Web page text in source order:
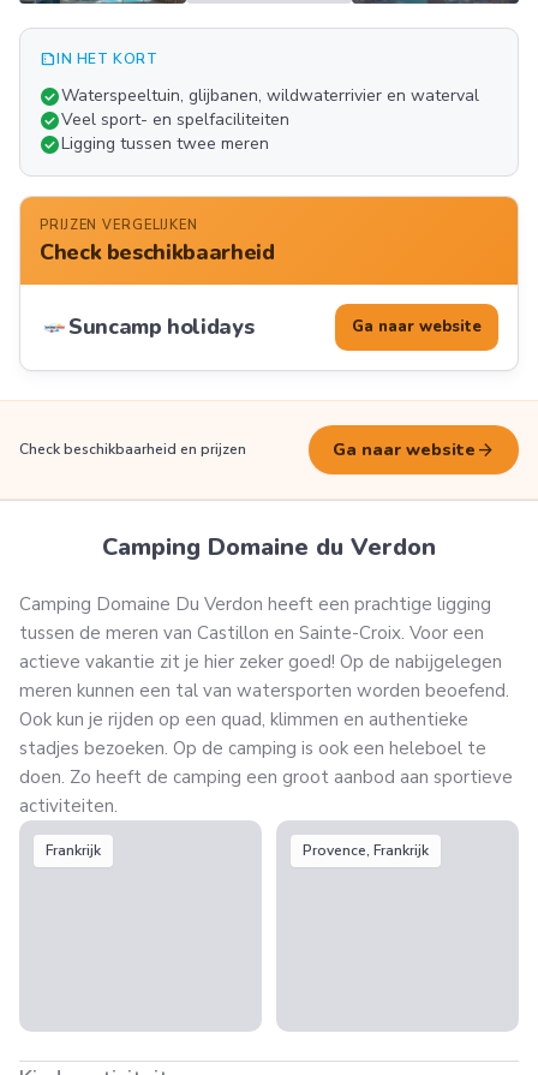
FOTO'S
summarizeIN HET KORT
check_circleWaterspeeltuin, glijbanen, wildwaterrivier en waterval
check_circleVeel sport- en spelfaciliteiten
check_circleLigging tussen twee meren
PRIJZEN VERGELIJKEN
Check beschikbaarheid
Suncamp holidays Ga naar website
Check beschikbaarheid en prijzen Ga naar website arrow_forward
Camping Domaine du Verdon
Camping Domaine Du Verdon heeft een prachtige ligging
tussen de meren van Castillon en Sainte-Croix. Voor een
actieve vakantie zit je hier zeker goed! Op de nabijgelegen
meren kunnen een tal van watersporten worden beoefend.
Ook kun je rijden op een quad, klimmen en authentieke
stadjes bezoeken. Op de camping is ook een heleboel te
doen. Zo heeft de camping een groot aanbod aan sportieve
activiteiten.
Frankrijk Provence, Frankrijk